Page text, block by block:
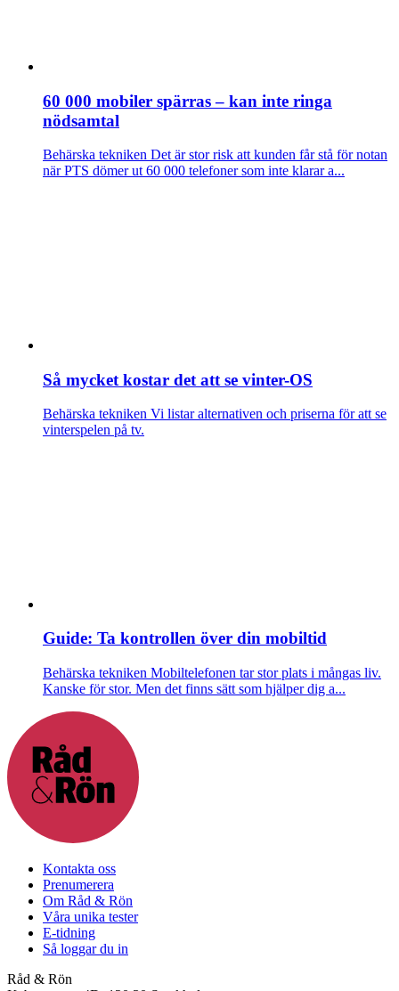
60 000 mobiler spärras – kan inte ringa
nödsamtal
Behärska tekniken Det är stor risk att kunden får stå för notan
när PTS dömer ut 60 000 telefoner som inte klarar a...
Så mycket kostar det att se vinter-OS
Behärska tekniken Vi listar alternativen och priserna för att se
vinterspelen på tv.
Guide: Ta kontrollen över din mobiltid
Behärska tekniken Mobiltelefonen tar stor plats i mångas liv.
Kanske för stor. Men det finns sätt som hjälper dig a...
Kontakta oss
Prenumerera
Om Råd & Rön
Våra unika tester
E-tidning
Så loggar du in
Råd & Rön